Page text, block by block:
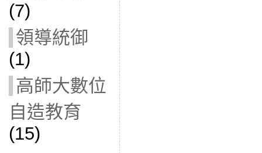
(7)
領導統御
(1)
高師大數位
自造教育
(15)